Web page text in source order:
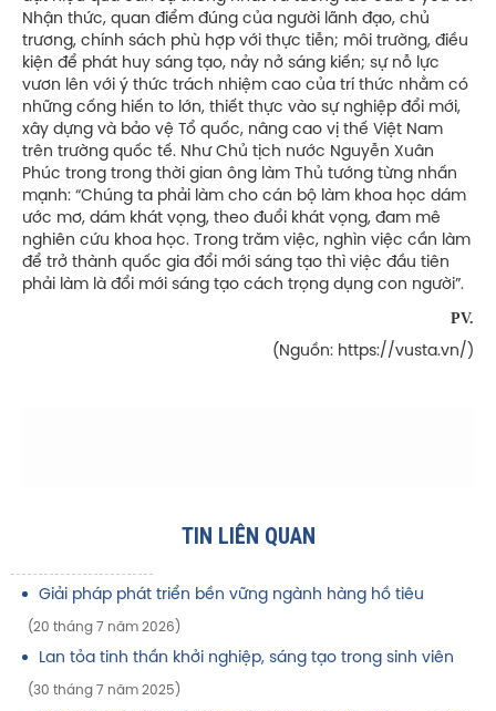
Nhận thức, quan điểm đúng của người lãnh đạo, chủ
trương, chính sách phù hợp với thực tiễn; môi trường, điều
kiện để phát huy sáng tạo, nảy nở sáng kiến; sự nỗ lực
vươn lên với ý thức trách nhiệm cao của trí thức nhằm có
những cống hiến to lớn, thiết thực vào sự nghiệp đổi mới,
xây dựng và bảo vệ Tổ quốc, nâng cao vị thế Việt Nam
trên trường quốc tế. Như Chủ tịch nước Nguyễn Xuân
Phúc trong trong thời gian ông làm Thủ tướng từng nhấn
mạnh: “Chúng ta phải làm cho cán bộ làm khoa học dám
ước mơ, dám khát vọng, theo đuổi khát vọng, đam mê
nghiên cứu khoa học. Trong trăm việc, nghìn việc cần làm
để trở thành quốc gia đổi mới sáng tạo thì việc đầu tiên
phải làm là đổi mới sáng tạo cách trọng dụng con người”.
PV.
(Nguồn: https://vusta.vn/)
TIN LIÊN QUAN
Giải pháp phát triển bền vững ngành hàng hồ tiêu
(20 tháng 7 năm 2026)
Lan tỏa tinh thần khởi nghiệp, sáng tạo trong sinh viên
(30 tháng 7 năm 2025)